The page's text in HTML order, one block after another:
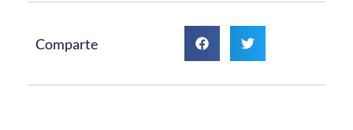
Comparte